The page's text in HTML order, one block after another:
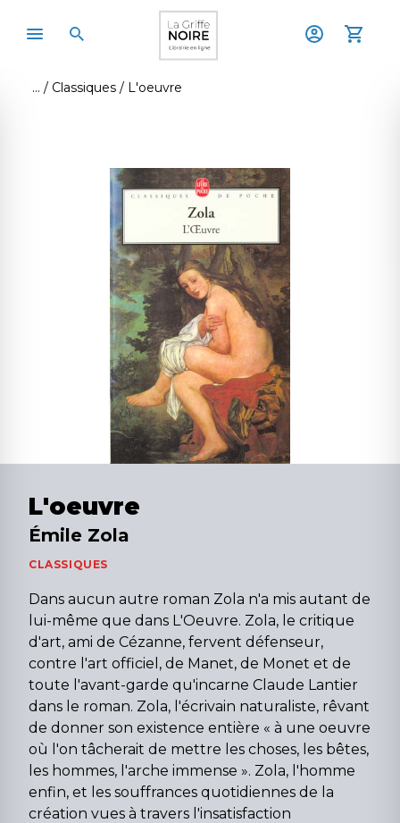
Classiques L'oeuvre
L'oeuvre
Émile Zola
CLASSIQUES
Dans aucun autre roman Zola n'a mis autant de
lui-même que dans L'Oeuvre. Zola, le critique
d'art, ami de Cézanne, fervent défenseur,
contre l'art officiel, de Manet, de Monet et de
toute l'avant-garde qu'incarne Claude Lantier
dans le roman. Zola, l'écrivain naturaliste, rêvant
de donner son existence entière « à une oeuvre
où l'on tâcherait de mettre les choses, les bêtes,
les hommes, l'arche immense ». Zola, l'homme
enfin, et les souffrances quotidiennes de la
création vues à travers l'insatisfaction